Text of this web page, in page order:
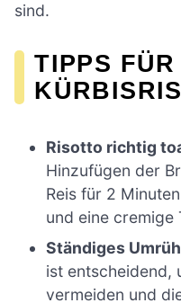
sind.
TIPPS
Risotto richtig
Hinzufügen der
Reis für 2
und eine cremige
Ständiges
ist entscheidend,
vermeiden und